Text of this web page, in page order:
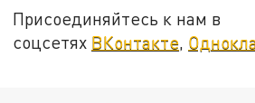
Присоединяйтесь к нам в
соцсетях ВКонтакте,